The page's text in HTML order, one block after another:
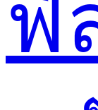
ฟิ